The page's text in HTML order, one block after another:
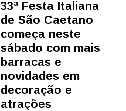
33ª Festa Italiana
de São Caetano
começa neste
sábado com mais
barracas e
novidades em
decoração e
atrações